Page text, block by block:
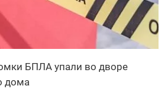
БПЛА упали во дворе
дома